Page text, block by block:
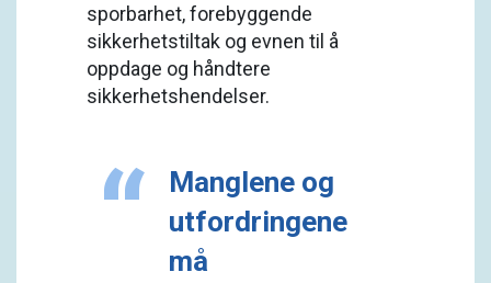
sporbarhet, forebyggende
sikkerhetstiltak og evnen til å
oppdage og håndtere
sikkerhetshendelser.
Manglene og
utfordringene
må